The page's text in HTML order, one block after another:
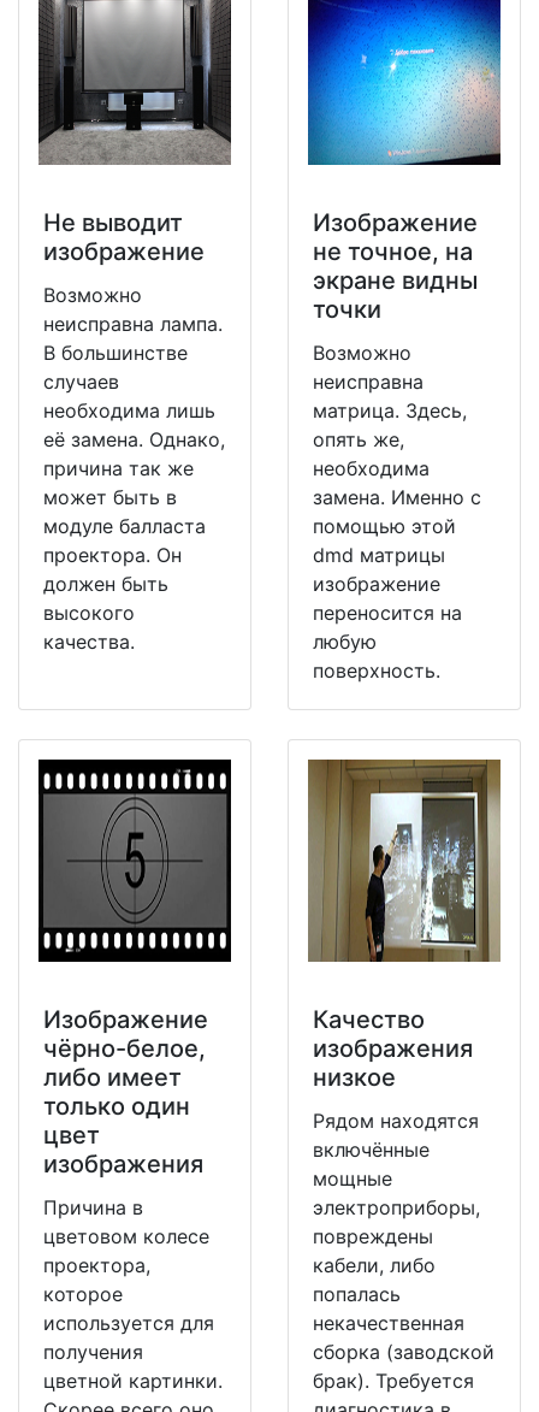
Не выводит
изображение
Возможно
неисправна лампа.
В большинстве
случаев
необходима лишь
её замена. Однако,
причина так же
может быть в
модуле балласта
проектора. Он
должен быть
высокого
качества.
Изображение
не точное, на
экране видны
точки
Возможно
неисправна
матрица. Здесь,
опять же,
необходима
замена. Именно с
помощью этой
dmd матрицы
изображение
переносится на
любую
поверхность.
Изображение
чёрно-белое,
либо имеет
только один
цвет
изображения
Причина в
цветовом колесе
проектора,
которое
используется для
получения
цветной картинки.
Качество
изображения
низкое
Рядом находятся
включённые
мощные
электроприборы,
повреждены
кабели, либо
попалась
некачественная
сборка (заводской
брак). Требуется